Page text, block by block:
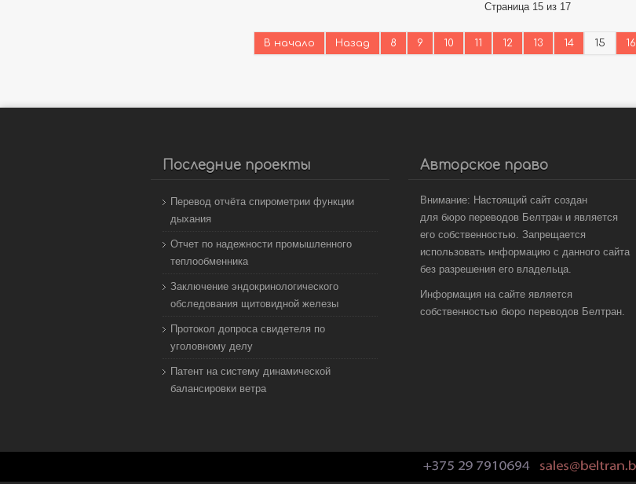
Страница 15 из 17
В начало Назад 8 9 10 11 12 13 14 15 16
Последние проекты
Перевод отчёта спирометрии функции
дыхания
Отчет по надежности промышленного
теплообменника
Заключение эндокринологического
обследования щитовидной железы
Протокол допроса свидетеля по
уголовному делу
Патент на систему динамической
балансировки ветра
Авторское право
Внимание: Настоящий сайт создан
для бюро переводов Белтран и является
его собственностью. Запрещается
использовать информацию с данного сайта
без разрешения его владельца.
Информация на сайте является
собственностью бюро переводов Белтран.